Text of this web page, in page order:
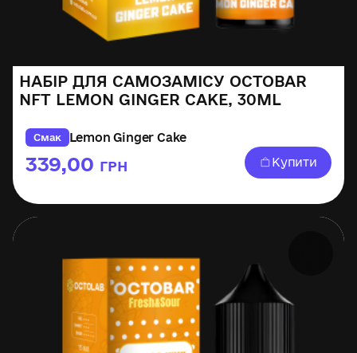
НАБІР ДЛЯ САМОЗАМІСУ OCTOBAR
NFT LEMON GINGER CAKE, 30ML
Смак Lemon Ginger Cake
339,00 ГРН Купити